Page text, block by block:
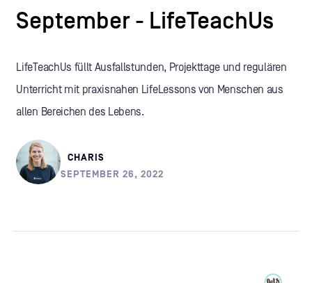
September - LifeTeachUs
LifeTeachUs füllt Ausfallstunden, Projekttage und regulären
Unterricht mit praxisnahen LifeLessons von Menschen aus
allen Bereichen des Lebens.
CHARIS
SEPTEMBER 26, 2022